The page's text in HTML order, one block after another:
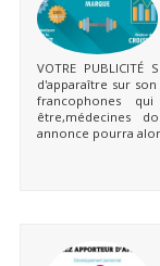
VOTRE
d'apparaître sur
francophones
être,médecines
annonce pourra